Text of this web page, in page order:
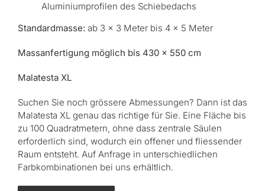
Aluminiumprofilen des Schiebedachs
Standardmasse: ab 3 × 3 Meter bis 4 × 5 Meter
Massanfertigung möglich bis 430 x 550 cm
Malatesta XL
Suchen Sie noch grössere Abmessungen? Dann ist das
Malatesta XL genau das richtige für Sie. Eine Fläche bis
zu 100 Quadratmetern, ohne dass zentrale Säulen
erforderlich sind, wodurch ein offener und fliessender
Raum entsteht. Auf Anfrage in unterschiedlichen
Farbkombinationen bei uns erhältlich.